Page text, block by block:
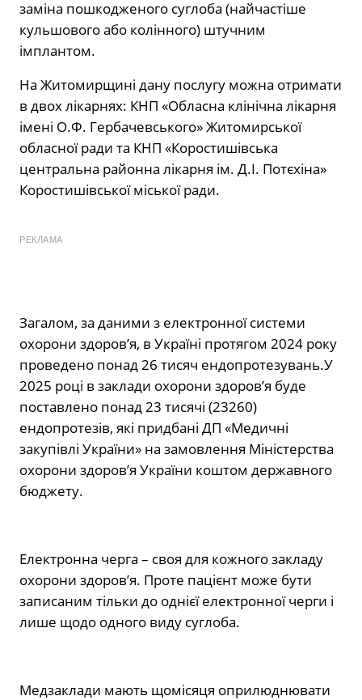
заміна пошкодженого суглоба (найчастіше
кульшового або колінного) штучним
імплантом.
На Житомирщині дану послугу можна отримати
в двох лікарнях: КНП «Обласна клінічна лікарня
імені О.Ф. Гербачевського» Житомирської
обласної ради та КНП «Коростишівська
центральна районна лікарня ім. Д.І. Потєхіна»
Коростишівської міської ради.
РЕКЛАМА
Загалом, за даними з електронної системи
охорони здоровʼя, в Україні протягом 2024 року
проведено понад 26 тисяч ендопротезувань.У
2025 році в заклади охорони здоров’я буде
поставлено понад 23 тисячі (23260)
ендопротезів, які придбані ДП «Медичні
закупівлі України» на замовлення Міністерства
охорони здоровʼя України коштом державного
бюджету.
Електронна черга – своя для кожного закладу
охорони здоров’я. Проте пацієнт може бути
записаним тільки до однієї електронної черги і
лише щодо одного виду суглоба.
Медзаклади мають щомісяця оприлюднювати